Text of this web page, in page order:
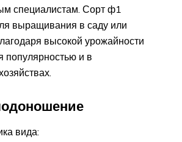
специалистам. Сорт ф1
выращивания в саду или
высокой урожайности
популярностью и в
вида: